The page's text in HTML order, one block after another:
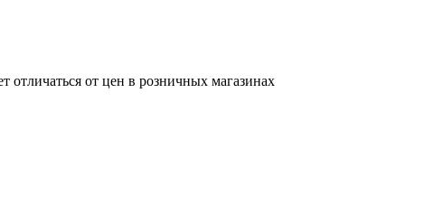
отличаться от цен в розничных магазинах